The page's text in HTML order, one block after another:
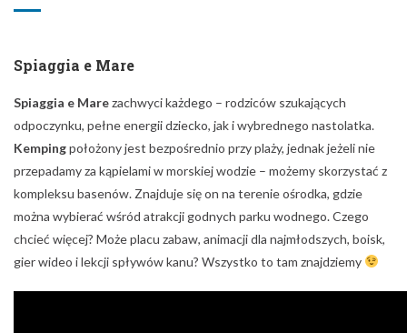
Spiaggia e Mare
Spiaggia e Marezachwyci każdego – rodziców szukających
odpoczynku, pełne energii dziecko, jak i wybrednego nastolatka.
Kempingpołożony jest bezpośrednio przy plaży, jednak jeżeli nie
przepadamy za kąpielami w morskiej wodzie – możemy skorzystać z
kompleksu basenów. Znajduje się on na terenie ośrodka, gdzie
można wybierać wśród atrakcji godnych parku wodnego. Czego
chcieć więcej? Może placu zabaw, animacji dla najmłodszych, boisk,
gier wideo i lekcji spływów kanu? Wszystko to tam znajdziemy